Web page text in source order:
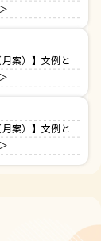
案）】文例と
案）】文例と